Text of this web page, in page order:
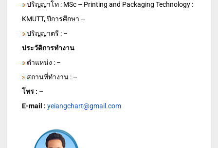
ปริญญาโท : MSc – Printing and Packaging Technology :
KMUTT, ปีการศึกษา –
ปริญญาตรี : –
ประวัติการทำงาน
ตำแหน่ง : –
สถานที่ทำงาน : –
โทร : –
E-mail : yeiangchart@gmail.com